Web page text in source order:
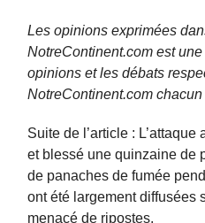
Les opinions exprimées
NotreContinent.com est
opinions et les débats
NotreContinent.com
Suite de l’article :
et blessé une quinzaine de
de panaches de fumée
ont été largement diffusées
menacé de ripostes.